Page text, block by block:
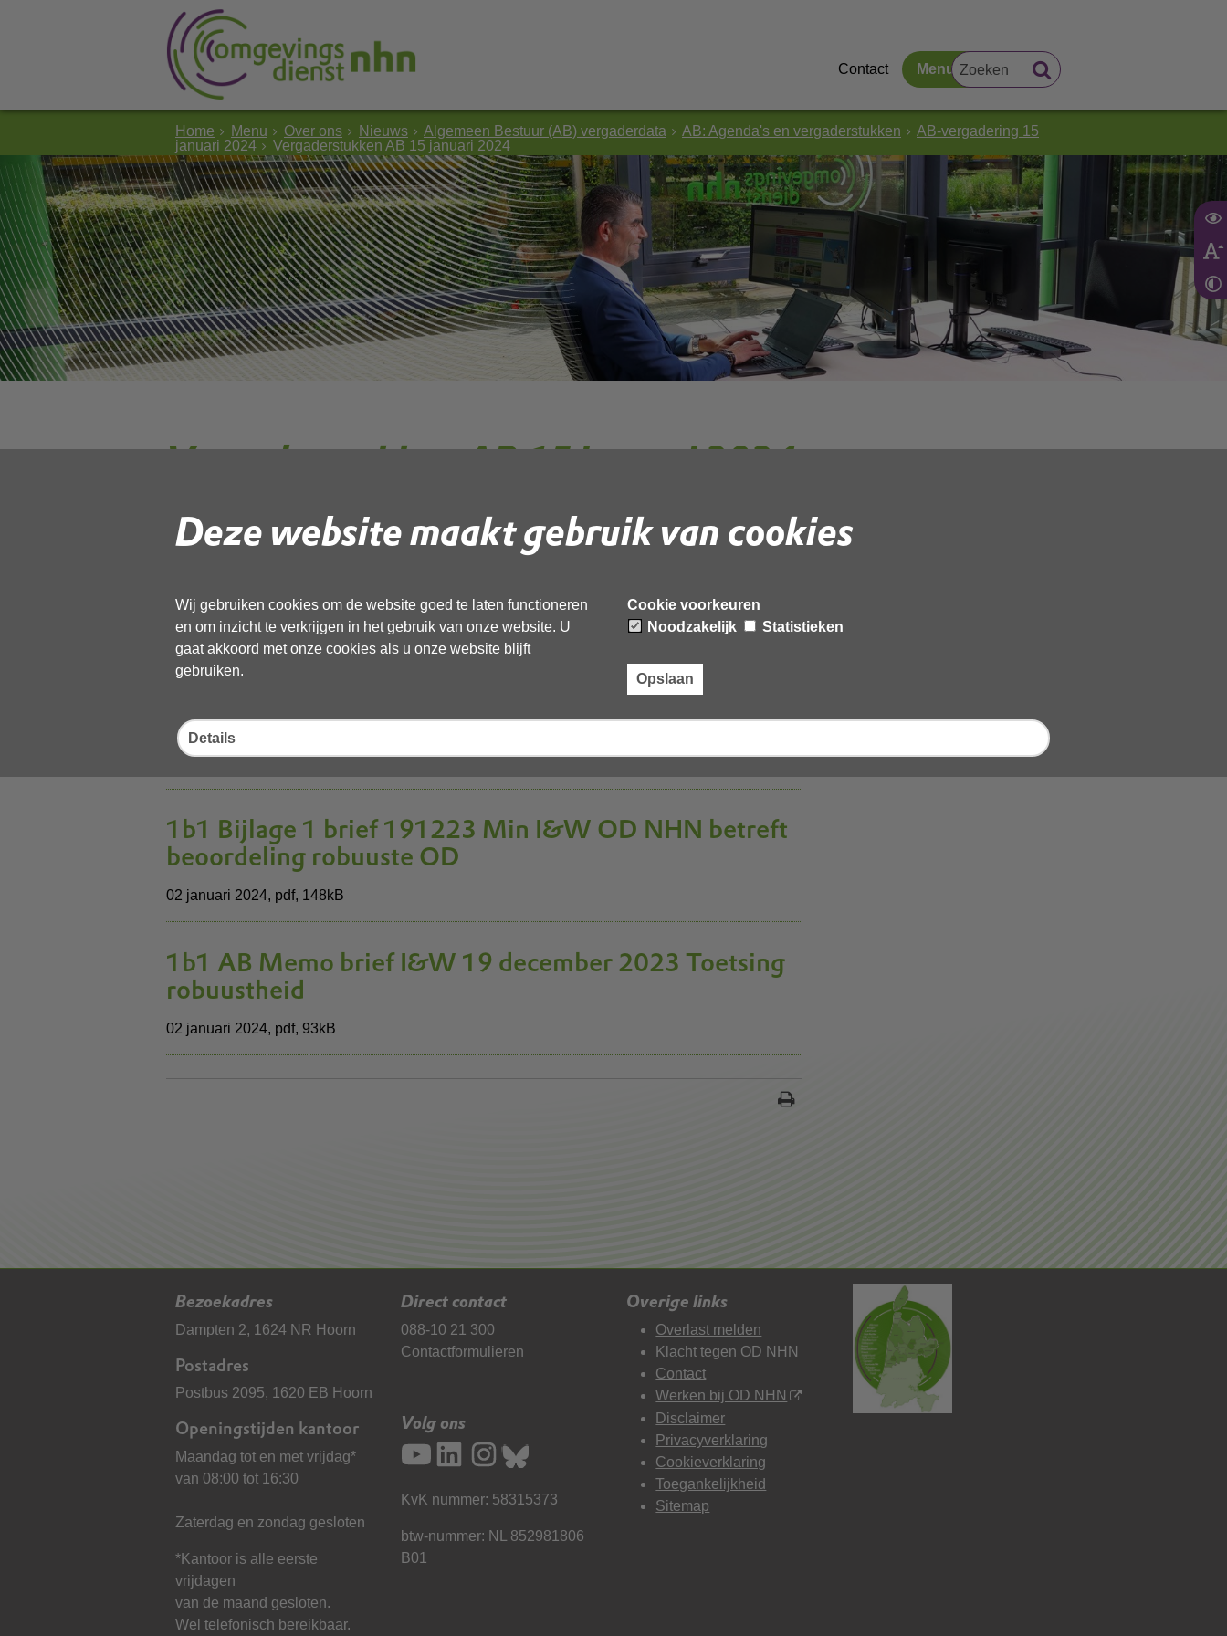
Deze website maakt gebruik van cookies
Wij gebruiken cookies om de website goed te laten functioneren
en om inzicht te verkrijgen in het gebruik van onze website. U
gaat akkoord met onze cookies als u onze website blijft
gebruiken.
Cookie voorkeuren
Noodzakelijk
Statistieken
Opslaan
Details
Contact Menu
Home Menu Over ons Nieuws Algemeen Bestuur (AB) vergaderdata AB: Agenda's en vergaderstukken
AB-vergadering 15
januari 2024
Vergaderstukken AB 15 januari 2024
Vergaderstukken AB 15 januari 2024
2a AB Memo IBP VTH - Robuustheidscriteria 15 januari
2024
02 januari 2024,pdf, 225kB
1b1 Bijlage 2 Checklist brief 191223 Min I&W
Checklist PvA voor OD
1b1 Bijlage 1 brief 191223 Min I&W OD NHN betreft
beoordeling robuuste OD
02 januari 2024, pdf, 148kB
1b1 AB Memo brief I&W 19 december 2023 Toetsing
robuustheid
02 januari 2024, pdf, 93kB
Bezoekadres
Dampten 2, 1624 NR Hoorn
Postadres
Postbus 2095, 1620 EB Hoorn
Openingstijden kantoor
Maandag tot en met vrijdag*
van 08:00 tot 16:30
Zaterdag en zondag gesloten
*Kantoor is alle eerste
vrijdagen
van de maand gesloten.
Wel telefonisch bereikbaar.
Direct contact
088-10 21 300
Contactformulieren
Volg ons
KvK nummer: 58315373
btw-nummer: NL 852981806
B01
Overige links
Overlast melden
Klacht tegen OD NHN
Contact
Werken bij OD NHN
Disclaimer
Privacyverklaring
Cookieverklaring
Toegankelijkheid
Sitemap